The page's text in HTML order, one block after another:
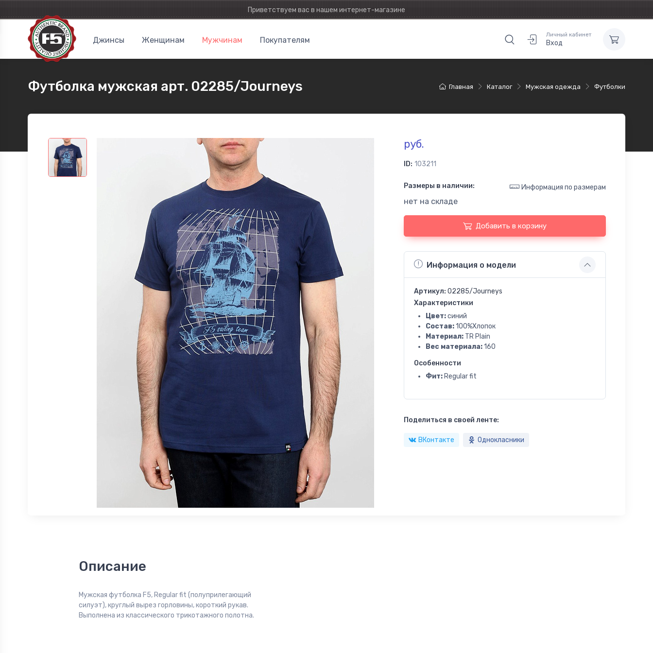
Приветствуем вас в нашем интернет-магазине
Личный кабинет
Вход
Джинсы Женщинам Мужчинам Покупателям
Главная Каталог Мужская одежда Футболки
Футболка мужская арт. 02285/Journeys
руб.
ID: 103211
Размеры в наличии: Информация по размерам
нет на складе
Добавить в корзину
Информация о модели
Артикул: 02285/Journeys
Характеристики
Цвет:синий
Состав:100%Хлопок
Материал:TR Plain
Вес материала:160
Особенности
Фит:Regular fit
Поделиться в своей ленте:
ВКонтакте Однокласники
Описание
Мужская футболка F5, Regular fit (полуприлегающий
силуэт), круглый вырез горловины, короткий рукав.
Выполнена из классического трикотажного полотна.